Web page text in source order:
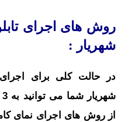
روش های اجرای
شهریار :
در حالت کلی برای اجرای
از روش های اجرای نمای